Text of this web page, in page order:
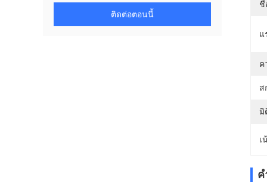
ติดต่อตอนนี้
ชื่
แ
ค
ส
มิ
เ
คํ